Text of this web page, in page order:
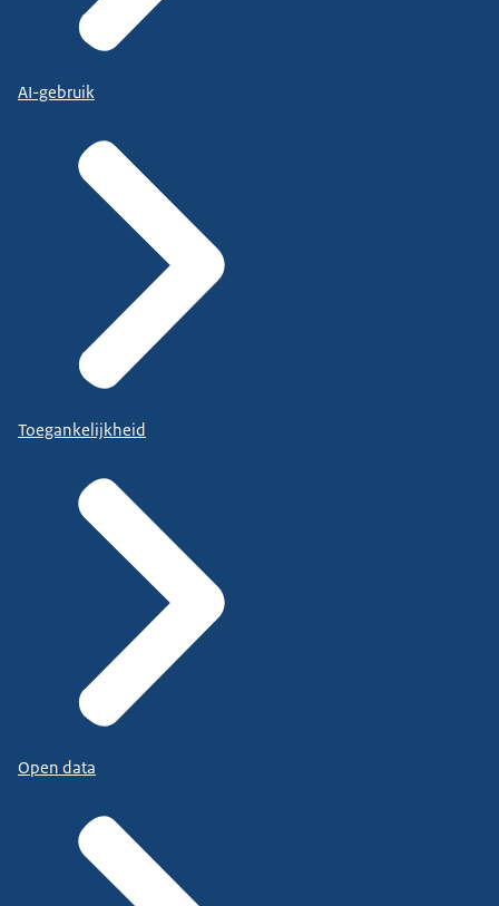
AI-gebruik
Toegankelijkheid
Open data